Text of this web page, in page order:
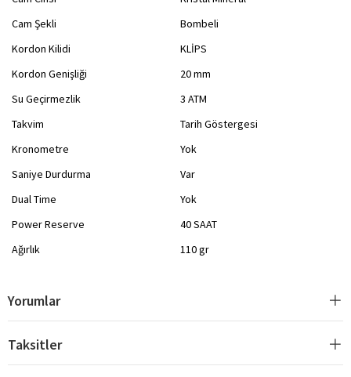
Cam Şekli
Bombeli
Kordon Kilidi
KLİPS
Kordon Genişliği
20 mm
Su Geçirmezlik
3 ATM
Takvim
Tarih Göstergesi
Kronometre
Yok
Saniye Durdurma
Var
Dual Time
Yok
Power Reserve
40 SAAT
Ağırlık
110 gr
Yorumlar
Taksitler